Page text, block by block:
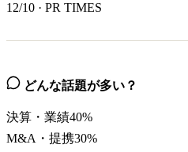
12/10 · PR TIMES
どんな話題が多い？
決算・業績40%
M&A・提携30%